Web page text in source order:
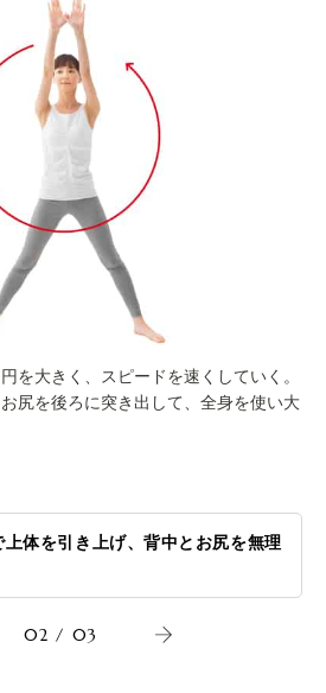
を大きく、スピードを速くしていく。
尻を後ろに突き出して、全身を使い大
上体を引き上げ、背中とお尻を無理
02 / 03